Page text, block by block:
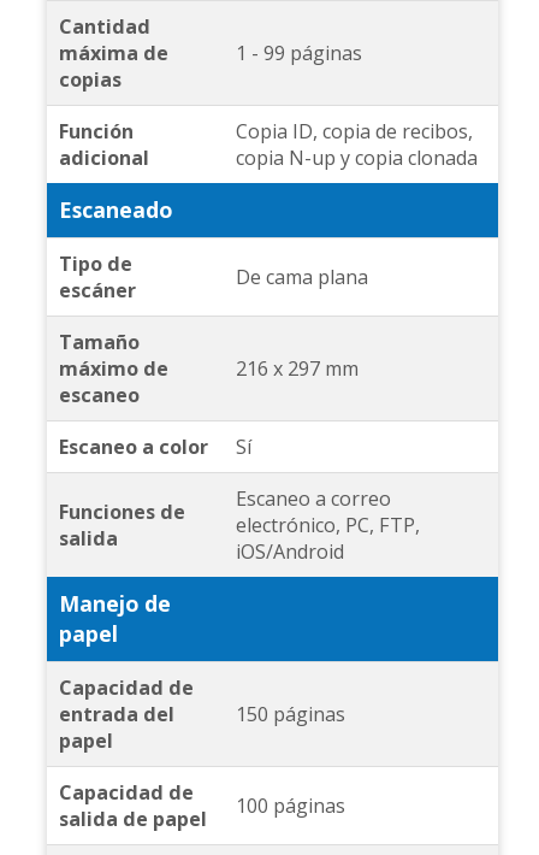
Cantidad
máxima de
copias
1 - 99 páginas
Función
adicional
Copia ID, copia de recibos,
copia N-up y copia clonada
Escaneado
Tipo de
escáner
De cama plana
Tamaño
máximo de
escaneo
216 x 297 mm
Escaneo a color Sí
Funciones de
salida
Escaneo a correo
electrónico, PC, FTP,
iOS/Android
Manejo de
papel
Capacidad de
entrada del
papel
150 páginas
Capacidad de
salida de papel
100 páginas